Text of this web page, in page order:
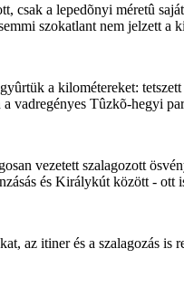
csak a lepedõnyi méretû
szokatlant nem jelzett a
a kilométereket:
vadregényes Tûzkõ-hegyi
vezetett szalagozott
és Királykút között - ott
az itiner és a szalagozás